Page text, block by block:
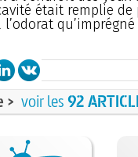
était remplie de
> voir les92